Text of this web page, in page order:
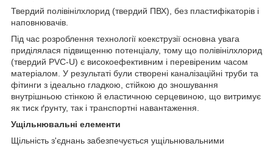
Твердий полівінілхлорид (твердий ПВХ), без пластифікаторів і
наповнювачів.
Під час розроблення технології коекструзії основна увага
приділялася підвищенню потенціалу, тому що полівінілхлорид
(твердий PVC-U) є високоефективним і перевіреним часом
матеріалом. У результаті були створені каналізаційні труби та
фітинги з ідеально гладкою, стійкою до зношування
внутрішньою стінкою й еластичною серцевиною, що витримує
як тиск ґрунту, так і транспортні навантаження.
Ущільнювальні елементи
Щільність з'єднань забезпечується ущільнювальними